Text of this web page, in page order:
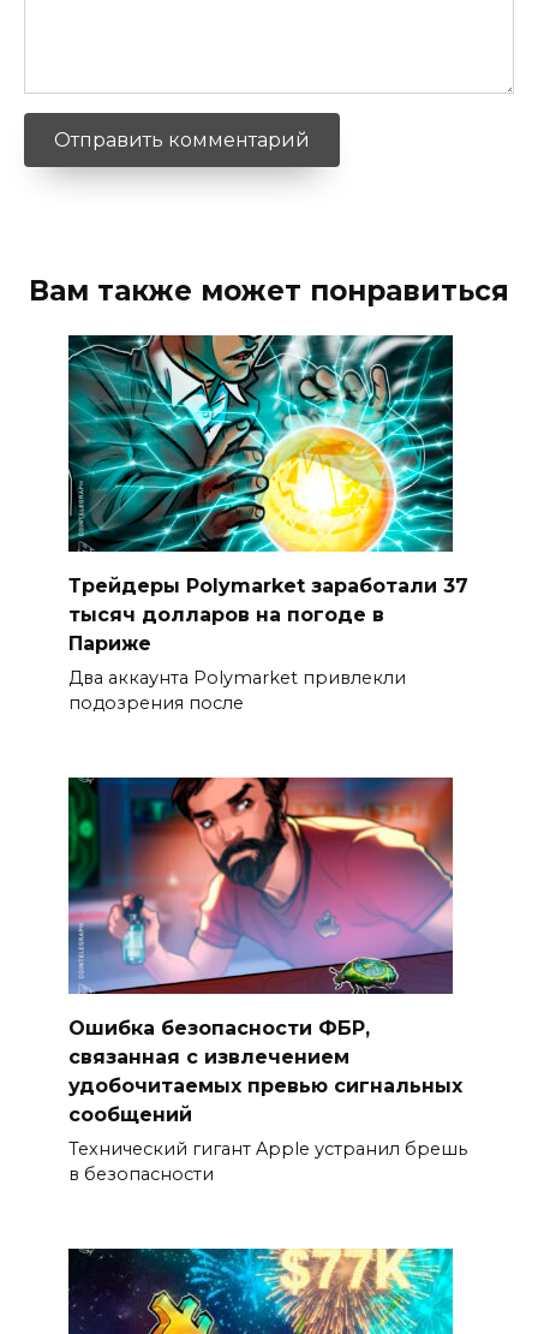
Вам также может понравиться
Трейдеры Polymarket заработали 37
тысяч долларов на погоде в
Париже
Два аккаунта Polymarket привлекли
подозрения после
Ошибка безопасности ФБР,
связанная с извлечением
удобочитаемых превью сигнальных
сообщений
Технический гигант Apple устранил брешь
в безопасности